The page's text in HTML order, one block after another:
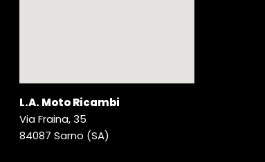
L.A. Moto Ricambi
Via Fraina, 35
84087 Sarno (SA)